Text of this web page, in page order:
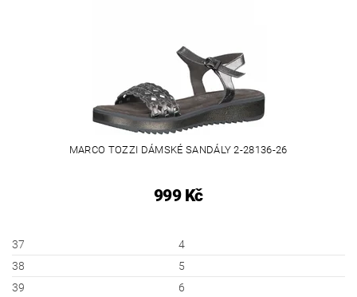
MARCO TOZZI DÁMSKÉ SANDÁLY 2-28136-26
999 Kč
37
4
38
5
39
6